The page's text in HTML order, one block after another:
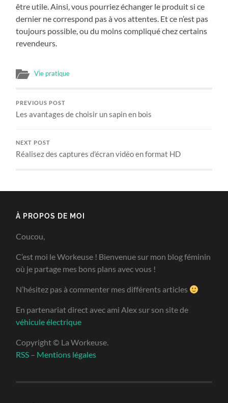
être utile. Ainsi, vous pourriez échanger le produit si ce
dernier ne correspond pas à vos attentes. Et ce n’est pas
toujours possible, ou du moins compliqué chez certains
revendeurs.
Vie pratique
PREVIOUS POST
Les avantages de choisir un sapin en bois
NEXT POST
Réalisez des captures d’écran vidéo en format HD
À PROPOS DE MOI
Coucou,
C’est moi le Workeuse ! Bienvenue sur mon blog féminin
où je partage mes bons plans avec vous !
N’hésitez pas à commenter mes différents articles
En partenariat direct avec ami Alex sur son site de
véhicule électrique
Copyright © La Workeuse.
RSS – Mentions légales